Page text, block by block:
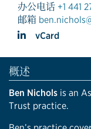
办公电话 +1 441
邮箱
vCard
概述
Ben Nichols is an
Trust practice.